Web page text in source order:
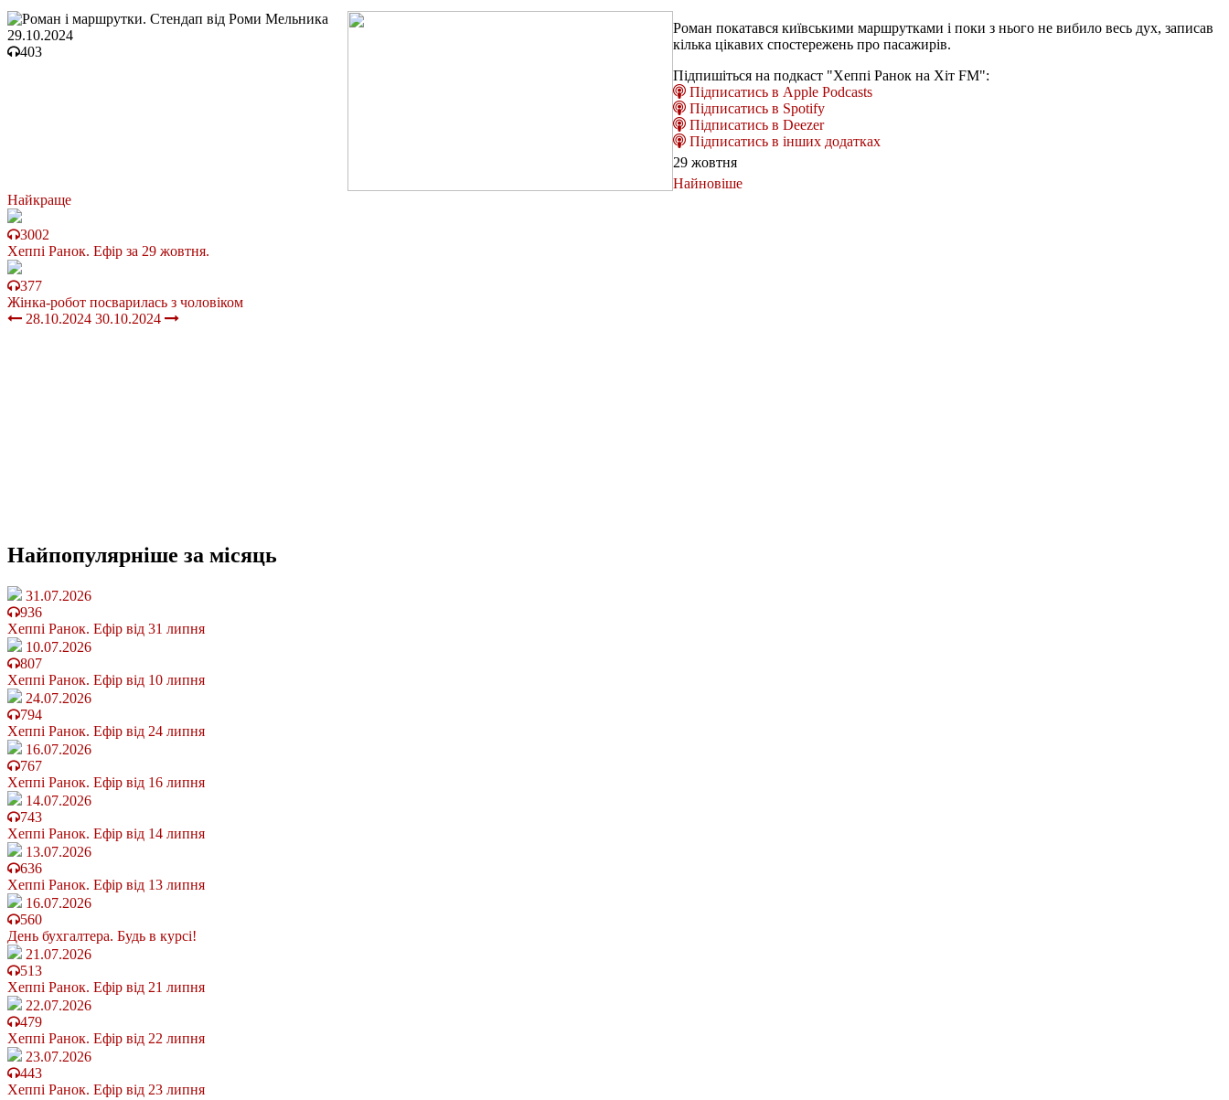
29.10.2024
403
Роман покатався київськими маршрутками і поки з нього не вибило весь дух, записав
кілька цікавих спостережень про пасажирів.
Підпишіться на подкаст "Хеппі Ранок на Хіт FM":
Підписатись в Apple Podcasts
Підписатись в Spotify
Підписатись в Deezer
Підписатись в інших додатках
29 жовтня
Найновіше
Найкраще
3002
Хеппі Ранок. Ефір за 29 жовтня.
377
Жінка-робот посварилась з чоловіком
28.10.2024 30.10.2024
Найпопулярніше за місяць
31.07.2026
936
Хеппі Ранок. Ефір від 31 липня
10.07.2026
807
Хеппі Ранок. Ефір від 10 липня
24.07.2026
794
Хеппі Ранок. Ефір від 24 липня
16.07.2026
767
Хеппі Ранок. Ефір від 16 липня
14.07.2026
743
Хеппі Ранок. Ефір від 14 липня
13.07.2026
636
Хеппі Ранок. Ефір від 13 липня
16.07.2026
560
День бухгалтера. Будь в курсі!
21.07.2026
513
Хеппі Ранок. Ефір від 21 липня
22.07.2026
479
Хеппі Ранок. Ефір від 22 липня
23.07.2026
443
Хеппі Ранок. Ефір від 23 липня